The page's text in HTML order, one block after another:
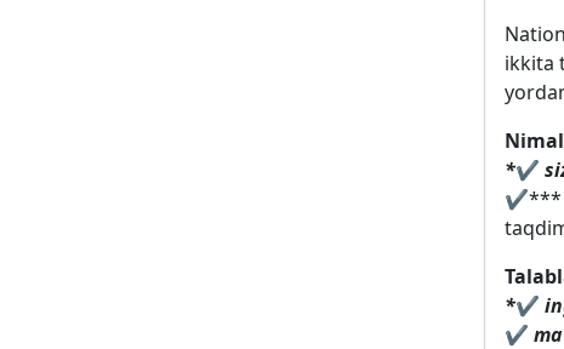
ikkita
*✔️
✔️***
*✔️
✔️